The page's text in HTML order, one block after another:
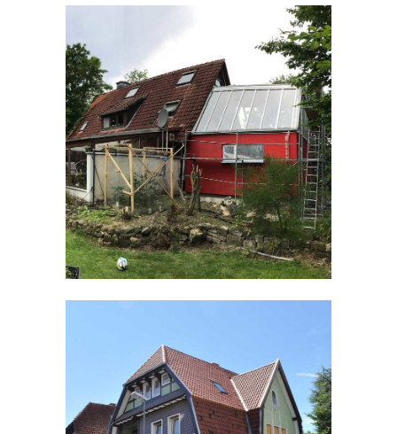
WOHNRAUMERWEITERUNG |
LEOPOLDSTAL